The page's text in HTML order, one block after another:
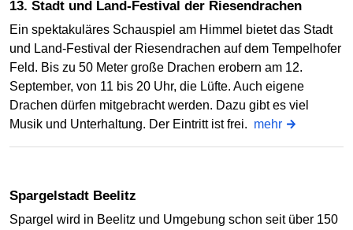
13. Stadt und Land-Festival der Riesendrachen
Ein spektakuläres Schauspiel am Himmel bietet das Stadt
und Land-Festival der Riesendrachen auf dem Tempelhofer
Feld. Bis zu 50 Meter große Drachen erobern am 12.
September, von 11 bis 20 Uhr, die Lüfte. Auch eigene
Drachen dürfen mitgebracht werden. Dazu gibt es viel
Musik und Unterhaltung. Der Eintritt ist frei. mehr
Spargelstadt Beelitz
Spargel wird in Beelitz und Umgebung schon seit über 150